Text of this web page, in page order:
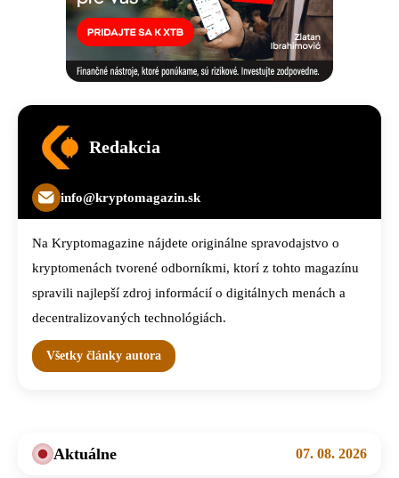
Redakcia
info@kryptomagazin.sk
Na Kryptomagazine nájdete originálne spravodajstvo o
kryptomenách tvorené odborníkmi, ktorí z tohto magazínu
spravili najlepší zdroj informácií o digitálnych menách a
decentralizovaných technológiách.
Všetky články autora
Aktuálne 07. 08. 2026